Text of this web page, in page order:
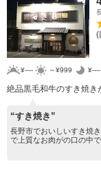
(
¥---- ～¥999 ¥----
絶品黒毛和牛のすき焼き
“すき焼き”
長野市でおいしいすき焼
で上質なお肉がの口の中で